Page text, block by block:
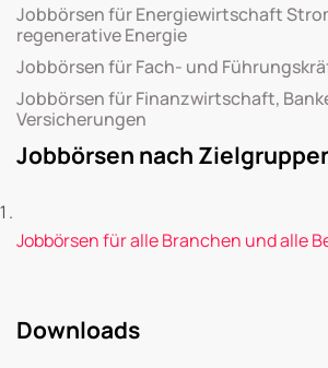
Jobbörsen für Energiewirtschaft
regenerative Energie
Jobbörsen für Fach- und
Jobbörsen für Finanzwirtschaft,
Versicherungen
Jobbörsen nach
Jobbörsen für alle Branchen und alle
Downloads